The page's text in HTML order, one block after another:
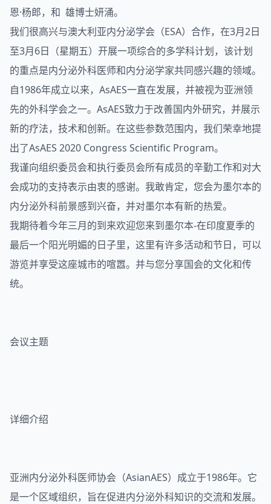
恩·杨郎，和 雄博士妍涌。
我们很高兴与澳大利亚内分泌学会（ESA）合作，在3月2日
至3月6日（星期五）开展一项综合的多学科计划，该计划
的重点是内分泌外科医师和内分泌学家共同感兴趣的领域。
自1986年成立以来，AsAES一直在发展，并被视为亚洲领
先的外科学会之一。AsAES致力于改善国内外研究，并展示
新的疗法，技术和创新。在这些参数范围内，我们荣幸地提
出了AsAES 2020 Congress Scientific Program。
我谨向组织委员会和执行委员会所有成员的辛勤工作和对大
会成功的支持表示由衷的感谢。我敢肯定，您会为墨尔本的
内分泌外科前景感到兴奋，并对墨尔本有新的热爱。
我期待着今年三月的到来欢迎您来到墨尔本-在印度夏季的
最后一个阳光明媚的日子里，这里有许多活动和节日，可以
游览并享受这座城市的喧嚣。并与您分享国会的文化和传
统。
会议主题
详细介绍
亚洲内分泌外科医师协会（AsianAES）成立于1986年。它
是一个区域组织，旨在促进内分泌外科知识的交流和发展。